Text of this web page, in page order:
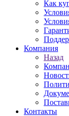
Как
Компания
Назад
Контакты